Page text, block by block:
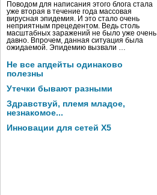
Поводом для написания этого блога стала
уже вторая в течение года массовая
вирусная эпидемия. И это стало очень
неприятным прецедентом. Ведь столь
масштабных заражений не было уже очень
давно. Впрочем, данная ситуация была
ожидаемой. Эпидемию вызвали …
Не все апдейты одинаково
полезны
Утечки бывают разными
Здравствуй, племя младое,
незнакомое...
Инновации для сетей X5